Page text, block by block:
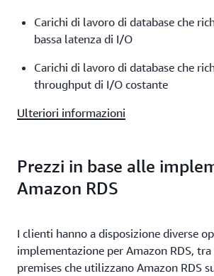
Carichi di lavoro di database che
bassa latenza di I/O
Carichi di lavoro di database che
throughput di I/O costante
Ulteriori informazioni
Prezzi in base alle
Amazon RDS
I clienti hanno a disposizione diverse
implementazione per Amazon RDS,
premises che utilizzano Amazon RDS